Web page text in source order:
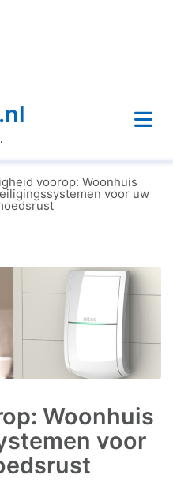
voorop: Woonhuis
voor uw
Woonhuis
voor